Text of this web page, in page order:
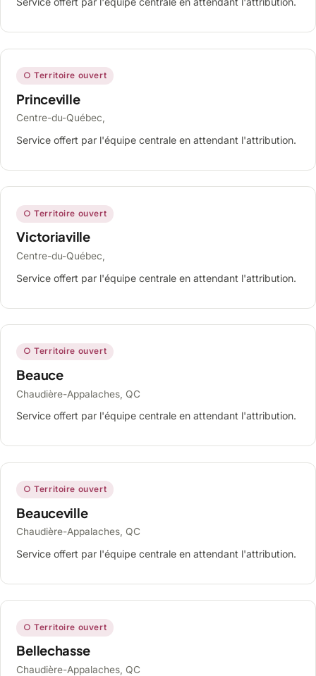
○ Territoire ouvert
Princeville
Centre-du-Québec,
Service offert par l'équipe centrale en attendant l'attribution.
○ Territoire ouvert
Victoriaville
Centre-du-Québec,
Service offert par l'équipe centrale en attendant l'attribution.
○ Territoire ouvert
Beauce
Chaudière-Appalaches, QC
Service offert par l'équipe centrale en attendant l'attribution.
○ Territoire ouvert
Beauceville
Chaudière-Appalaches, QC
Service offert par l'équipe centrale en attendant l'attribution.
○ Territoire ouvert
Bellechasse
Chaudière-Appalaches, QC